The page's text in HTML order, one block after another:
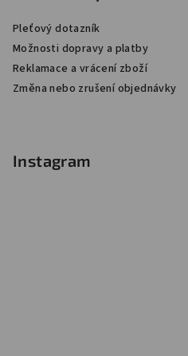
Pleťový dotazník
Možnosti dopravy a platby
Reklamace a vrácení zboží
Změna nebo zrušení objednávky
Instagram